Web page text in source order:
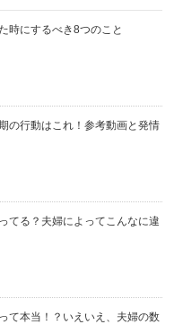
時にするべき8つのこと
の行動はこれ！参考動画と発情
てる？夫婦によってこんなに違
て本当！？いえいえ、夫婦の数